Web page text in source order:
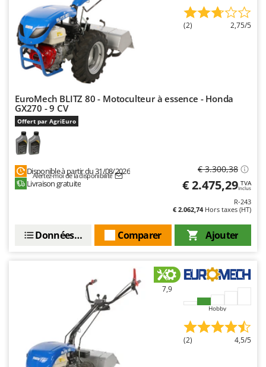
(2) 2,75/5
EuroMech BLITZ 80 - Motoculteur à essence - Honda
GX270 - 9 CV
Offert par AgriEuro
Disponible à partir du 31/08/2026
Alertez-moi de la disponibilité
Livraison gratuite
€ 3.300,38
€ 2.475,29 TVA
Inclus
R-243
€ 2.062,74Hors taxes (HT)
Ajouter
Comparer
Données techniques
7,9
Hobby
(2) 4,5/5